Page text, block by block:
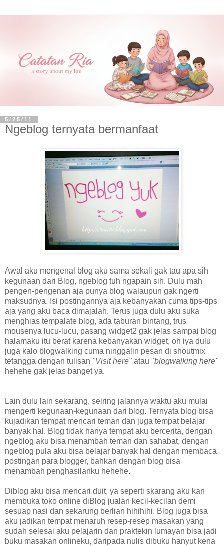
5/25/11
Ngeblog ternyata bermanfaat
Awal aku mengenal blog aku sama sekali gak tau apa sih
kegunaan dari Blog, ngeblog tuh ngapain sih. Dulu mah
pengen-pengenan aja punya blog walaupun gak ngerti
maksudnya. Isi postingannya aja kebanyakan cuma tips-tips
aja yang aku baca dimajalah. Terus juga dulu aku suka
menghias tempalate blog, ada taburan bintang, trus
mousenya lucu-lucu, pasang widget2 gak jelas sampai blog
halamaku itu berat karena kebanyakan widget, oh iya dulu
juga kalo blogwalking cuma ninggalin pesan di shoutmix
tetangga dengan tulisan "Visit here" atau "blogwalking here"
hehehe gak jelas banget ya.
Lain dulu lain sekarang, seiring jalannya waktu aku mulai
mengerti kegunaan-kegunaan dari blog. Ternyata blog bisa
kujadikan tempat mencari teman dan juga tempat belajar
banyak hal. Blog tidak hanya tempat aku bercerita, dengan
ngeblog aku bisa menambah teman dan sahabat, dengan
ngeblog pula aku bisa belajar banyak hal dengan membaca
postingan para blogger, bahkan dengan blog bisa
menambah penghasilanku hehehe.
Diblog aku bisa mencari duit, ya seperti skarang aku kan
membuka toko online diBlog jualan kecil-kecilan demi
sesuap nasi dan sekarung berlian hihihihi. Blog juga bisa
aku jadikan tempat menaruh resep-resep masakan yang
sudah selesai aku pelajarin dan praktekin lumayan bisa jadi
buku masakan onlineku, daripada nulis dibuku hanyut kena